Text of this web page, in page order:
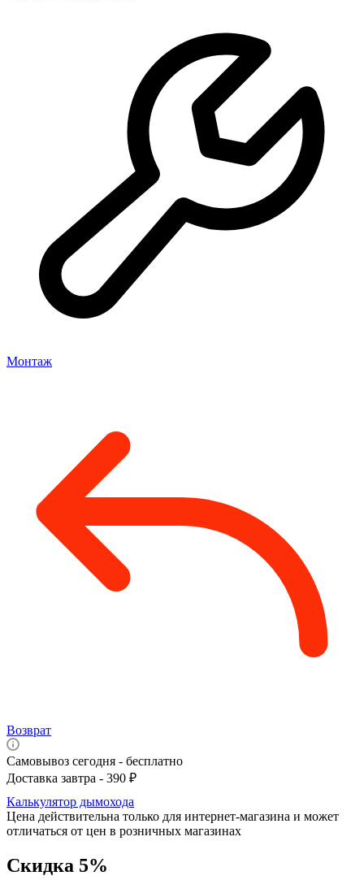
Монтаж
Возврат
Самовывоз сегодня - бесплатно
Доставка завтра - 390 ₽
Калькулятор дымохода
Цена действительна только для интернет-магазина и может
отличаться от цен в розничных магазинах
Скидка 5%